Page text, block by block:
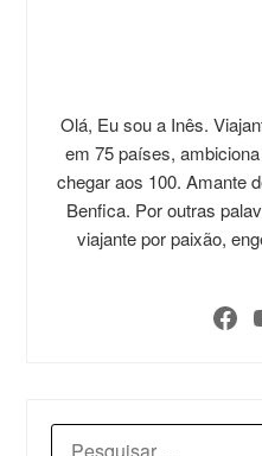
Olá, Eu sou a Inês.
em 75 países,
chegar aos 100. Amante
Benfica. Por outras
viajante por paixão,